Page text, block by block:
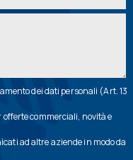
dei dati personali (Art. 13
commerciali, novità e
ad altre aziende in modo da